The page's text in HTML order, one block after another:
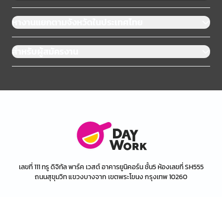
หางานแยกตามจังหวัดในประเทศไทย
สำหรับผู้สมัครงาน
เลขที่ 111 ทรู ดิจิทัล พาร์ค เวสต์ อาคารยูนิคอร์น ชั้น5 ห้องเลขที่ SH555
ถนนสุขุมวิท แขวงบางจาก เขตพระโขนง กรุงเทพ 10260